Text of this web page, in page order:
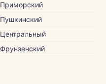
Приморский
Пушкинский
Центральный
Фрунзенский